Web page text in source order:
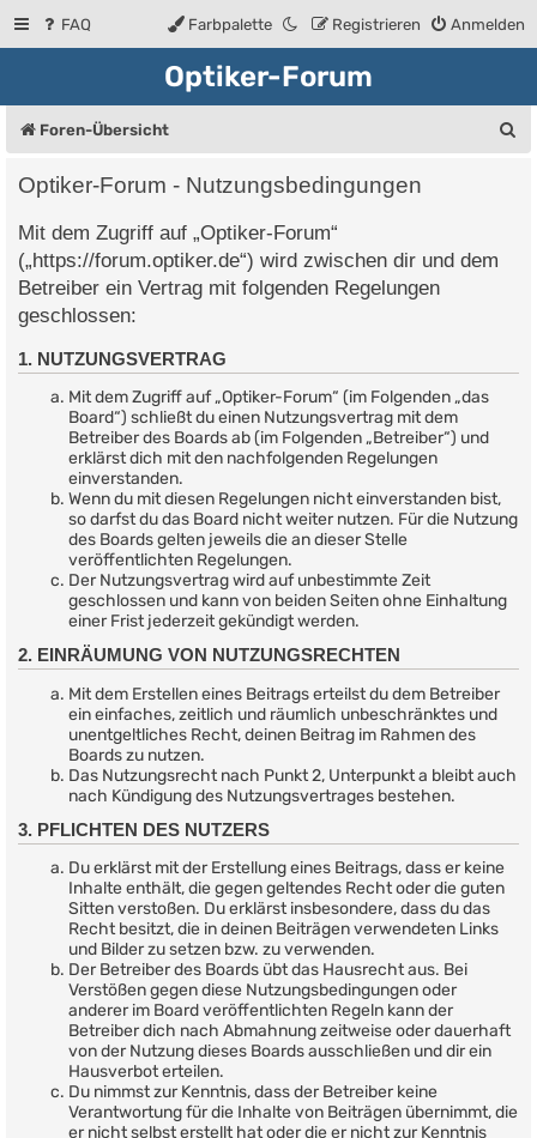
FAQ Anmelden
Registrieren
Farbpalette
Optiker-Forum
Foren-Übersicht
Optiker-Forum - Nutzungsbedingungen
Mit dem Zugriff auf „Optiker-Forum“
(„https://forum.optiker.de“) wird zwischen dir und dem
Betreiber ein Vertrag mit folgenden Regelungen
geschlossen:
1. NUTZUNGSVERTRAG
Mit dem Zugriff auf „Optiker-Forum“ (im Folgenden „das
Board“) schließt du einen Nutzungsvertrag mit dem
Betreiber des Boards ab (im Folgenden „Betreiber“) und
erklärst dich mit den nachfolgenden Regelungen
einverstanden.
Wenn du mit diesen Regelungen nicht einverstanden bist,
so darfst du das Board nicht weiter nutzen. Für die Nutzung
des Boards gelten jeweils die an dieser Stelle
veröffentlichten Regelungen.
Der Nutzungsvertrag wird auf unbestimmte Zeit
geschlossen und kann von beiden Seiten ohne Einhaltung
einer Frist jederzeit gekündigt werden.
2. EINRÄUMUNG VON NUTZUNGSRECHTEN
Mit dem Erstellen eines Beitrags erteilst du dem Betreiber
ein einfaches, zeitlich und räumlich unbeschränktes und
unentgeltliches Recht, deinen Beitrag im Rahmen des
Boards zu nutzen.
Das Nutzungsrecht nach Punkt 2, Unterpunkt a bleibt auch
nach Kündigung des Nutzungsvertrages bestehen.
3. PFLICHTEN DES NUTZERS
Du erklärst mit der Erstellung eines Beitrags, dass er keine
Inhalte enthält, die gegen geltendes Recht oder die guten
Sitten verstoßen. Du erklärst insbesondere, dass du das
Recht besitzt, die in deinen Beiträgen verwendeten Links
und Bilder zu setzen bzw. zu verwenden.
Der Betreiber des Boards übt das Hausrecht aus. Bei
Verstößen gegen diese Nutzungsbedingungen oder
anderer im Board veröffentlichten Regeln kann der
Betreiber dich nach Abmahnung zeitweise oder dauerhaft
von der Nutzung dieses Boards ausschließen und dir ein
Hausverbot erteilen.
Du nimmst zur Kenntnis, dass der Betreiber keine
Verantwortung für die Inhalte von Beiträgen übernimmt, die
er nicht selbst erstellt hat oder die er nicht zur Kenntnis